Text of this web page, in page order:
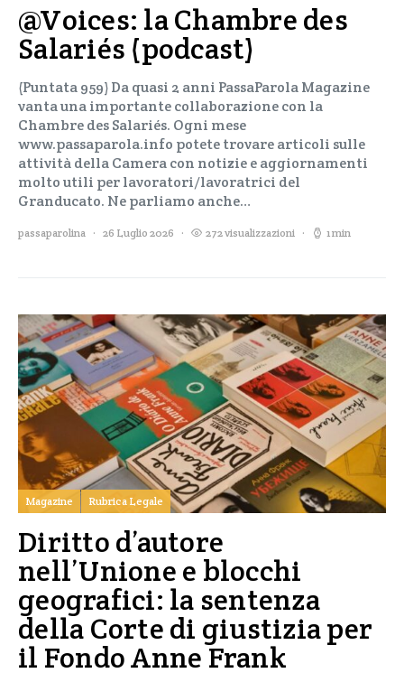
@Voices: la Chambre des
Salariés (podcast)
(Puntata 959) Da quasi 2 anni PassaParola Magazine
vanta una importante collaborazione con la
Chambre des Salariés. Ogni mese
www.passaparola.info potete trovare articoli sulle
attività della Camera con notizie e aggiornamenti
molto utili per lavoratori/lavoratrici del
Granducato. Ne parliamo anche…
passaparolina 26 Luglio 2026 272 visualizzazioni 1 min
Magazine Rubrica Legale
Diritto d’autore
nell’Unione e blocchi
geografici: la sentenza
della Corte di giustizia per
il Fondo Anne Frank